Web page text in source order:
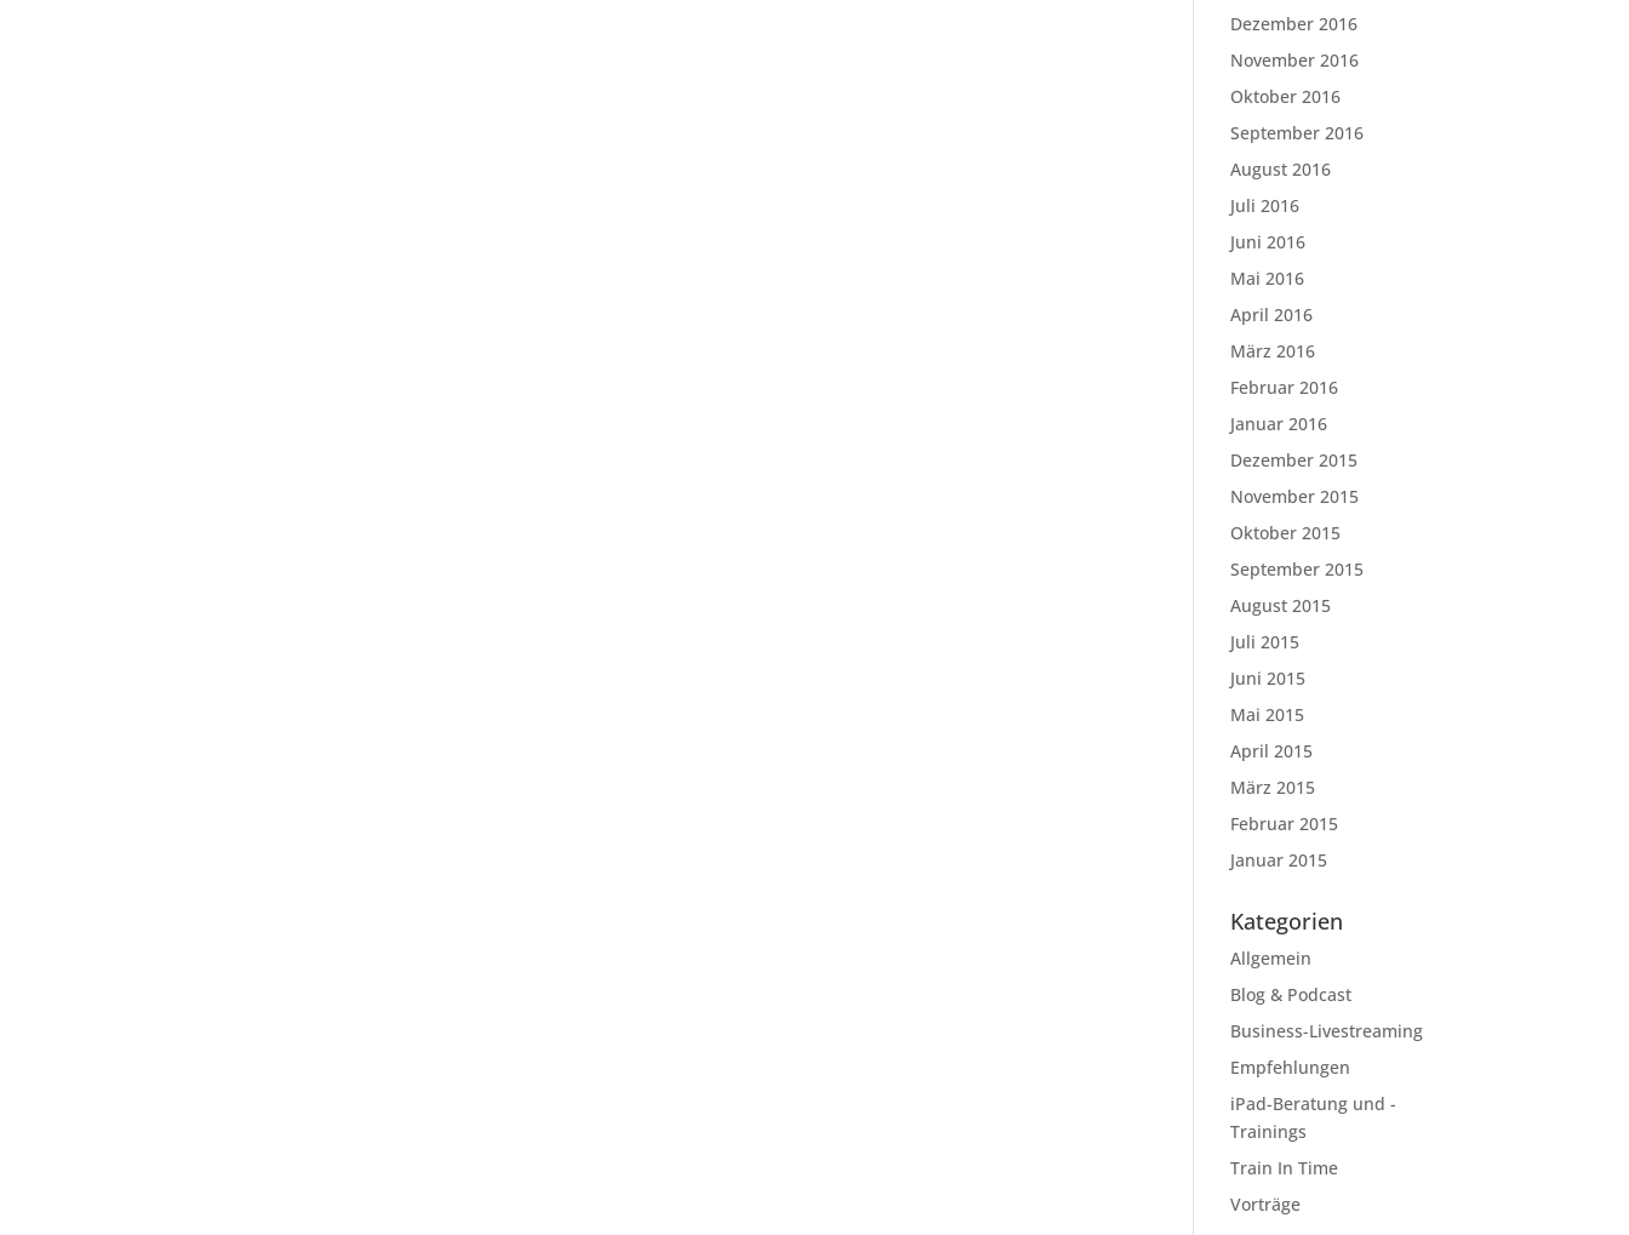
Dezember 2016
November 2016
Oktober 2016
September 2016
August 2016
Juli 2016
Juni 2016
Mai 2016
April 2016
März 2016
Februar 2016
Januar 2016
Dezember 2015
November 2015
Oktober 2015
September 2015
August 2015
Juli 2015
Juni 2015
Mai 2015
April 2015
März 2015
Februar 2015
Januar 2015
Kategorien
Allgemein
Blog & Podcast
Business-Livestreaming
Empfehlungen
iPad-Beratung und -
Trainings
Train In Time
Vorträge